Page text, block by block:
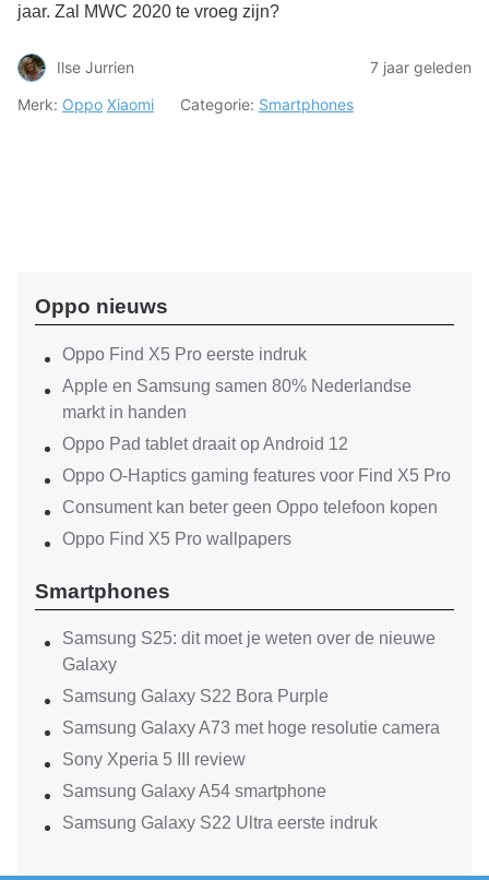
jaar. Zal MWC 2020 te vroeg zijn?
Ilse Jurrien
7 jaar geleden
Merk: Oppo Xiaomi Categorie: Smartphones
Oppo nieuws
Oppo Find X5 Pro eerste indruk
Apple en Samsung samen 80% Nederlandse
markt in handen
Oppo Pad tablet draait op Android 12
Oppo O-Haptics gaming features voor Find X5 Pro
Consument kan beter geen Oppo telefoon kopen
Oppo Find X5 Pro wallpapers
Smartphones
Samsung S25: dit moet je weten over de nieuwe
Galaxy
Samsung Galaxy S22 Bora Purple
Samsung Galaxy A73 met hoge resolutie camera
Sony Xperia 5 III review
Samsung Galaxy A54 smartphone
Samsung Galaxy S22 Ultra eerste indruk